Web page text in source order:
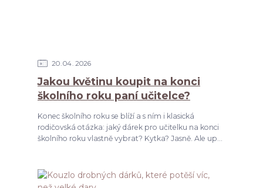
20 04 2026
Jakou květinu koupit na konci
školního roku paní učitelce?
Konec školního roku se blíží a s ním i klasická
rodičovská otázka: jaký dárek pro učitelku na konci
školního roku vlastně vybrat? Kytka? Jasně. Ale up...